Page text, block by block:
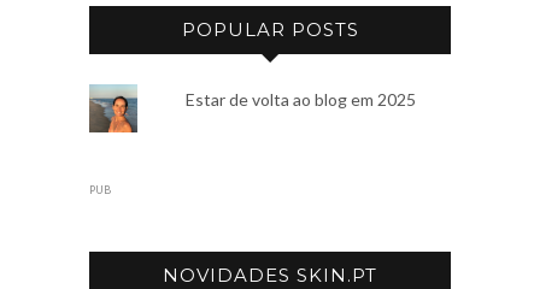
POPULAR POSTS
Estar de volta ao blog em 2025
PUB
NOVIDADES SKIN.PT